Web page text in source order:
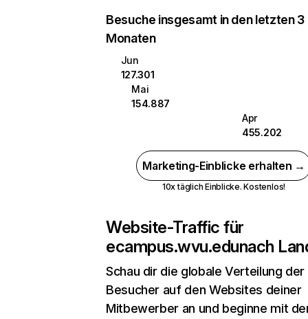
Besuche insgesamt in den letzten 3
Monaten
Jun
127.301
Mai
154.887
Apr
455.202
Marketing-Einblicke erhalten →
10x täglich Einblicke. Kostenlos!
Website-Traffic für
ecampus.wvu.edunach
Schau dir die globale Verteilung der
Besucher auf den Websites deiner
Mitbewerber an und beginne mit